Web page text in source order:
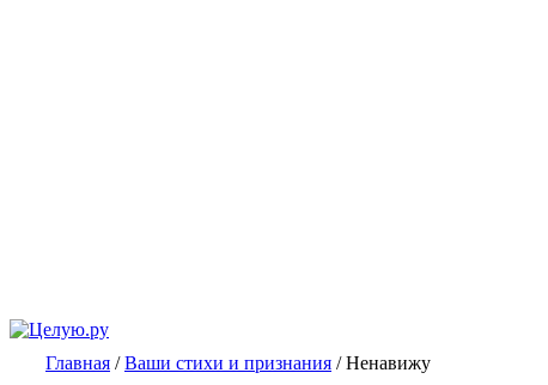
Главная /Ваши стихи и признания /Ненавижу